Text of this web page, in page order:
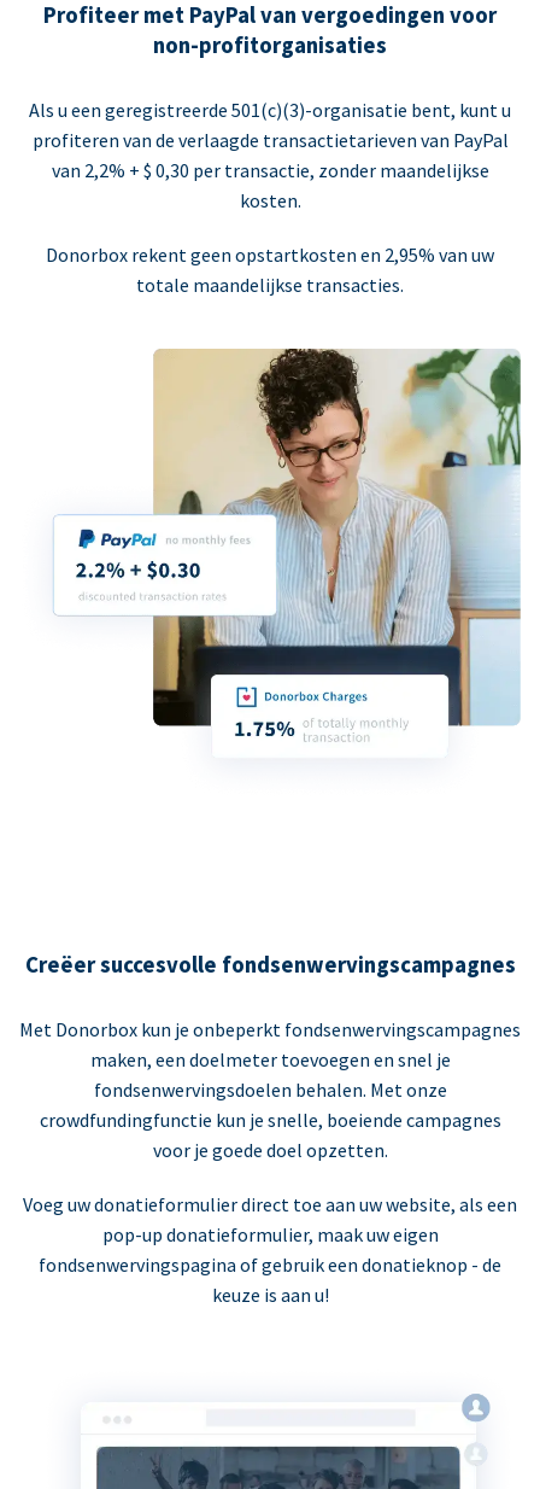
Profiteer met PayPal van vergoedingen voor
non-profitorganisaties
Als u een geregistreerde 501(c)(3)-organisatie bent, kunt u
profiteren van de verlaagde transactietarieven van PayPal
van 2,2% + $ 0,30 per transactie, zonder maandelijkse
kosten.
Donorbox rekent geen opstartkosten en 2,95% van uw
totale maandelijkse transacties.
Creëer succesvolle fondsenwervingscampagnes
Met Donorbox kun je onbeperkt fondsenwervingscampagnes
maken, een doelmeter toevoegen en snel je
fondsenwervingsdoelen behalen. Met onze
crowdfundingfunctie kun je snelle, boeiende campagnes
voor je goede doel opzetten.
Voeg uw donatieformulier direct toe aan uw website, als een
pop-up donatieformulier, maak uw eigen
fondsenwervingspagina of gebruik een donatieknop - de
keuze is aan u!